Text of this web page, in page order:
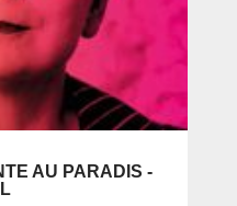
AU PARADIS -